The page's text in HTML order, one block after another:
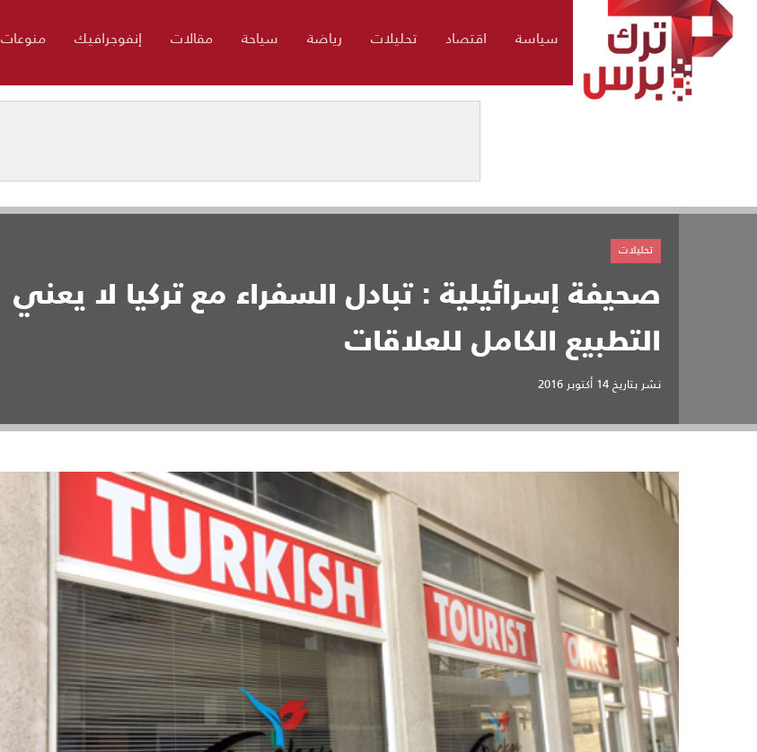
سياسة اقتصاد تحليلات رياضة سياحة مقالات إنفوجرافيك منوعات
صحيفة إسرائيلية : تبادل السفراء مع تركيا لا يعني
التطبيع الكامل للعلاقات
نشر بتاريخ14 أكتوبر 2016
تحليلات